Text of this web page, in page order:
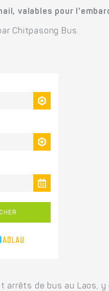
valables pour
Chitpasong Bus.
de bus au Laos, y